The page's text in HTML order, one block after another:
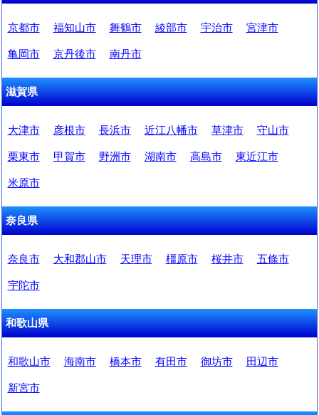
京都市 福知山市 舞鶴市 綾部市 宇治市 宮津市
亀岡市 京丹後市 南丹市
滋賀県
大津市 彦根市 長浜市 近江八幡市 草津市 守山市
栗東市 甲賀市 野洲市 湖南市 高島市 東近江市
米原市
奈良県
奈良市 大和郡山市 天理市 橿原市 桜井市 五條市
宇陀市
和歌山県
和歌山市 海南市 橋本市 有田市 御坊市 田辺市
新宮市